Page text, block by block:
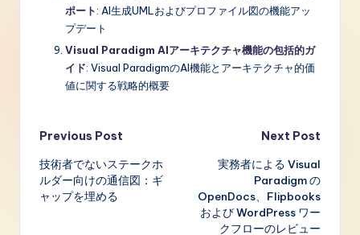
ポート: AI生成UMLおよびプロファイル図の機能アッ
プデート
Visual Paradigm AIアーキテクチャ機能の包括的ガ
イド: Visual ParadigmのAI機能とアーキテクチャ的価
値に関する戦略的概要
Post
navigation
Previous Post
技術者でないステークホ
ルダー向けの通信図：ギ
ャップを埋める
Next Post
実務者による Visual
Paradigm の
OpenDocs、Flipbooks
および WordPress ワー
クフローのレビュー